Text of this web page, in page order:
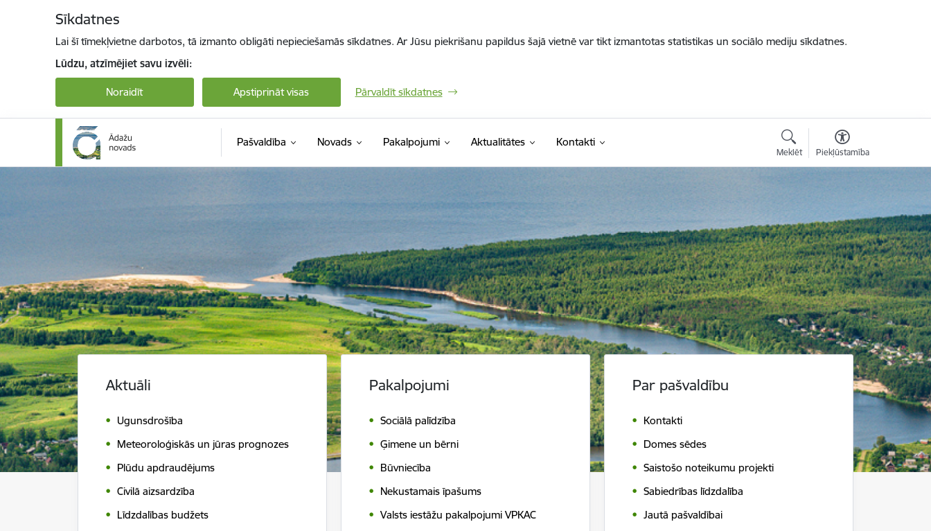
Sīkdatnes
Lai šī tīmekļvietne darbotos, tā izmanto obligāti nepieciešamās sīkdatnes. Ar Jūsu piekrišanu papildus šajā vietnē var tikt izmantotas statistikas un sociālo mediju sīkdatnes.
Lūdzu, atzīmējiet savu izvēli:
Noraidīt Apstiprināt visas Pārvaldīt sīkdatnes
Pašvaldība Novads Pakalpojumi Aktualitātes Kontakti
Meklēt Piekļūstamība
Ādaži
Aktuāli
Ugunsdrošība
Meteoroloģiskās un jūras prognozes
Plūdu apdraudējums
Civilā aizsardzība
Līdzdalības budžets
Pakalpojumi
Sociālā palīdzība
Ģimene un bērni
Būvniecība
Nekustamais īpašums
Valsts iestāžu pakalpojumi VPKAC
Par pašvaldību
Kontakti
Domes sēdes
Saistošo noteikumu projekti
Sabiedrības līdzdalība
Jautā pašvaldībai